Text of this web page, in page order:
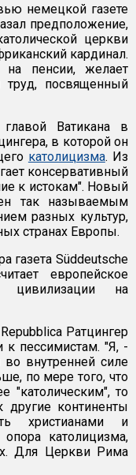
немецкой газете
предположение,
церкви
кардинал.
пенсии, желает
труд, посвященный
Ватикана в
в которой он
католицизма. Из
консервативный
к истокам". Новый
так называемым
разных культур,
странах Европы.
газета Süddeutsche
европейское
цивилизации на
Ратцингер
к пессимистам. "Я, -
внутренней силе
по мере того, что
"католическим", то
континенты
христианами и
католицизма,
Для Церкви Рима